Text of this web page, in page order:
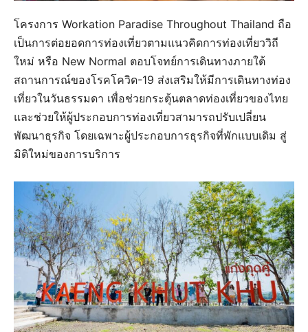
โครงการ Workation Paradise Throughout Thailand ถือ
เป็นการต่อยอดการท่องเที่ยวตามแนวคิดการท่องเที่ยววิถี
ใหม่ หรือ New Normal ตอบโจทย์การเดินทางภายใต้
สถานการณ์ของโรคโควิด-19 ส่งเสริมให้มีการเดินทางท่อง
เที่ยวในวันธรรมดา เพื่อช่วยกระตุ้นตลาดท่องเที่ยวของไทย
และช่วยให้ผู้ประกอบการท่องเที่ยวสามารถปรับเปลี่ยน
พัฒนาธุรกิจ โดยเฉพาะผู้ประกอบการธุรกิจที่พักแบบเดิม สู่
มิติใหม่ของการบริการ